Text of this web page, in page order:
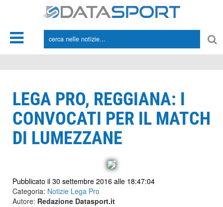
LEGA PRO, REGGIANA: I
CONVOCATI PER IL MATCH
DI LUMEZZANE
Pubblicato il 30 settembre 2016 alle 18:47:04
Categoria: Notizie Lega Pro
Autore: Redazione Datasport.it